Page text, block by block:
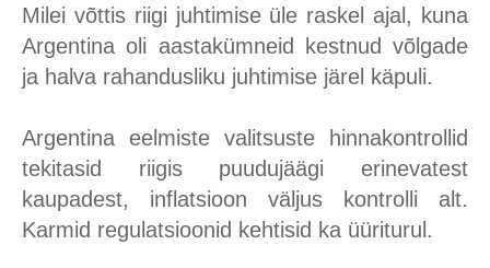
Milei võttis riigi juhtimise üle raskel ajal, kuna
Argentina oli aastakümneid kestnud võlgade
ja halva rahandusliku juhtimise järel käpuli.
Argentina eelmiste valitsuste hinnakontrollid
tekitasid riigis puudujäägi erinevatest
kaupadest, inflatsioon väljus kontrolli alt.
Karmid regulatsioonid kehtisid ka üüriturul.